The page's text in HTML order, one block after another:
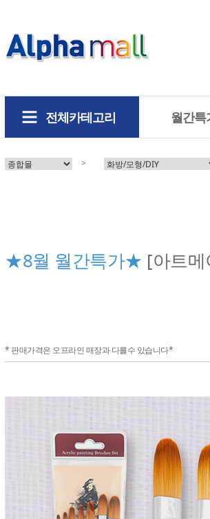
전체카테고리 월간특
>
★8월 월간특가★ [아트
* 판매가격은 오프라인 매장과 다를수 있습니다*